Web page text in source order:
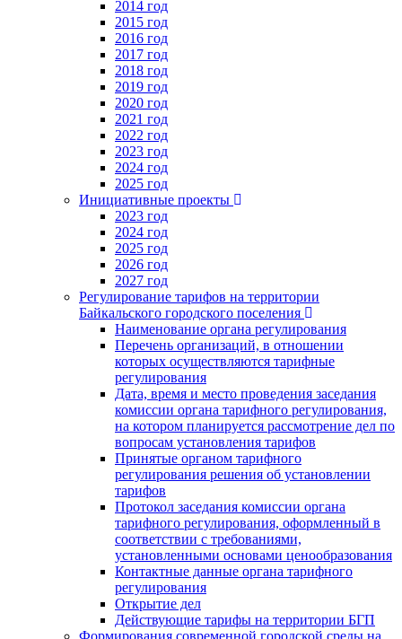
2014 год
2015 год
2016 год
2017 год
2018 год
2019 год
2020 год
2021 год
2022 год
2023 год
2024 год
2025 год
Инициативные проекты
2023 год
2024 год
2025 год
2026 год
2027 год
Регулирование тарифов на территории
Байкальского городского поселения
Наименование органа регулирования
Перечень организаций, в отношении
которых осуществляются тарифные
регулирования
Дата, время и место проведения заседания
комиссии органа тарифного регулирования,
на котором планируется рассмотрение дел по
вопросам установления тарифов
Принятые органом тарифного
регулирования решения об установлении
тарифов
Протокол заседания комиссии органа
тарифного регулирования, оформленный в
соответствии с требованиями,
установленными основами ценообразования
Контактные данные органа тарифного
регулирования
Открытие дел
Действующие тарифы на территории БГП
Формирования современной городской среды на